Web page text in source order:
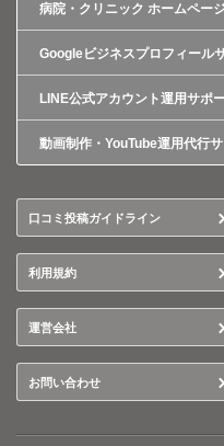
病院・クリニック ホームペー
Googleビジネスプロフィール
LINE公式アカウント運用サポ
動画制作・YouTube運用代行
口コミ投稿ガイドライン
利用規約
運営会社
お問い合わせ